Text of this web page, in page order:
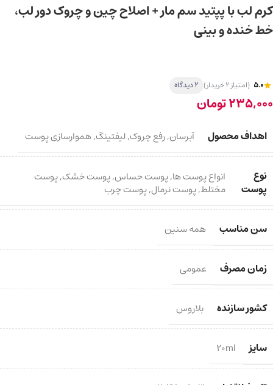
کرم لب با پپتید سم مار + اصلاح چین و چروک دور لب،
خط خنده و بینی
5.0 (امتیاز 2 خریدار) 2 دیدگاه
235,000تومان
اهداف محصول آبرسان,رفع چروک,لیفتینگ,هموارسازی پوست
نوع
پوست
انواع پوست ها,پوست حساس,پوست خشک,پوست
مختلط,پوست نرمال,پوست چرب
سن مناسب همه سنین
زمان مصرف عمومی
کشور سازنده بلاروس
سایز 20ml